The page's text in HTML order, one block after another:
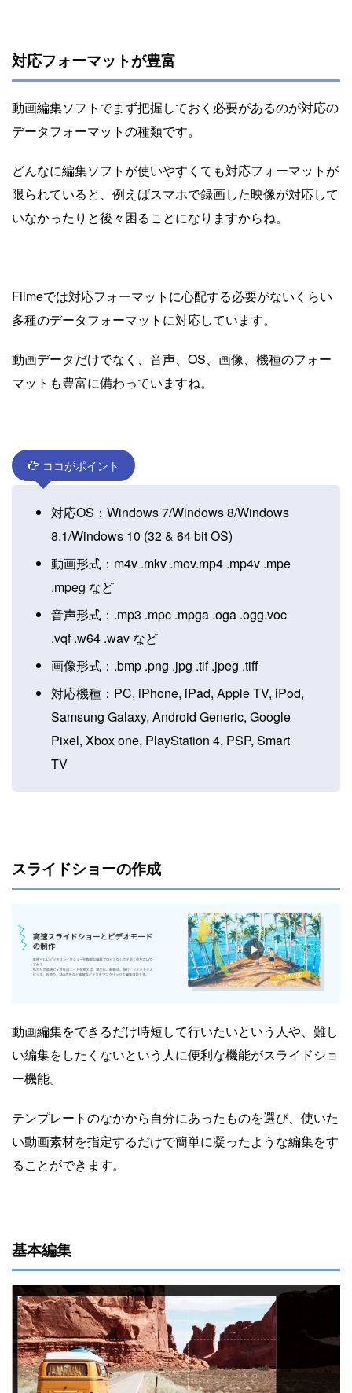
対応フォーマットが豊富
動画編集ソフトでまず把握しておく必要があるのが対応の
データフォーマットの種類です。
どんなに編集ソフトが使いやすくても対応フォーマットが
限られていると、例えばスマホで録画した映像が対応して
いなかったりと後々困ることになりますからね。
Filmeでは対応フォーマットに心配する必要がないくらい
多種のデータフォーマットに対応しています。
動画データだけでなく、音声、OS、画像、機種のフォー
マットも豊富に備わっていますね。
ココがポイント
対応OS：Windows 7/Windows 8/Windows
8.1/Windows 10 (32 & 64 bit OS)
動画形式：m4v .mkv .mov.mp4 .mp4v .mpe
.mpeg など
音声形式：.mp3 .mpc .mpga .oga .ogg.voc
.vqf .w64 .wav など
画像形式：.bmp .png .jpg .tif .jpeg .tiff
対応機種：PC, iPhone, iPad, Apple TV, iPod,
Samsung Galaxy, Android Generic, Google
Pixel, Xbox one, PlayStation 4, PSP, Smart
TV
スライドショーの作成
動画編集をできるだけ時短して行いたいという人や、難し
い編集をしたくないという人に便利な機能がスライドショ
ー機能。
テンプレートのなかから自分にあったものを選び、使いた
い動画素材を指定するだけで簡単に凝ったような編集をす
ることができます。
基本編集